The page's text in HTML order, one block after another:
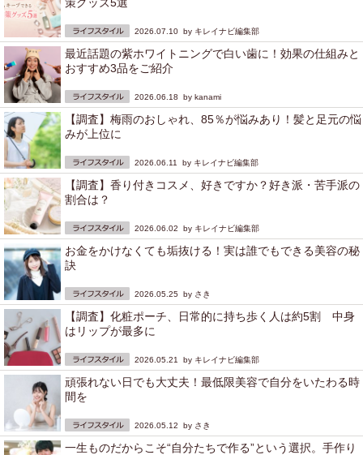
2026.07.10 by キレイナビ編集部
最近話題の紫ホワイトニングで白い歯に！効果の仕組みと
おすすめ3品をご紹介
2026.06.18 by kanami
【調査】梅雨のおしゃれ、85％が悩みあり！髪と足元の悩
みが上位に
2026.06.11 by キレイナビ編集部
【調査】香り付きコスメ、好きですか？好き派・苦手派の
割合は？
2026.06.02 by キレイナビ編集部
お金をかけなくても垢抜ける！実は誰でもできる美容の秘
訣
2026.05.25 by さき
【調査】化粧ポーチ、日常的に持ち歩く人は約5割 中身
はリップが最多に
2026.05.21 by キレイナビ編集部
頑張れない日でも大丈夫！最低限美容で自分をいたわる時
間を
2026.05.12 by さき
一生ものだからこそ“自分たちで作る”という選択。手作り